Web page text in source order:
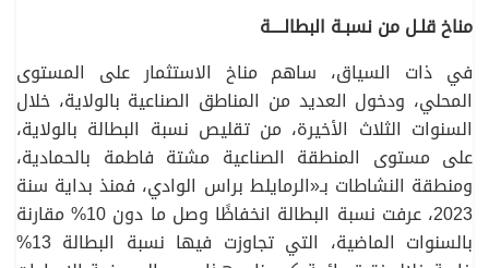
مناخ قلـل من نسبـة البطالــــة
في ذات السياق، ساهم مناخ الاستثمار على المستوى
المحلي، ودخول العديد من المناطق الصناعية بالولاية، خلال
السنوات الثلاث الأخيرة، من تقليص نسبة البطالة بالولاية،
على مستوى المنطقة الصناعية مشتة فاطمة بالحمادية،
ومنطقة النشاطات بـ«الرمايلط براس الوادي، فمنذ بداية سنة
2023، عرفت نسبة البطالة انخفاظًا وصل ما دون 10% مقارنة
بالسنوات الماضية، التي تجاوزت فيها نسبة البطالة 13%